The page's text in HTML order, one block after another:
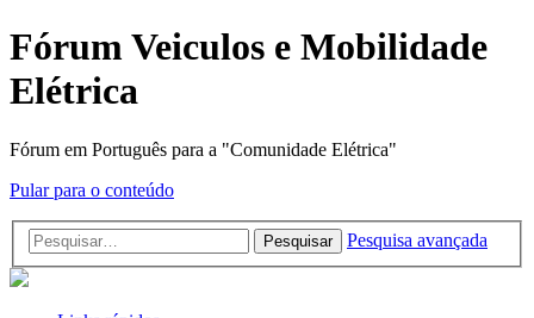
Fórum Veiculos e Mobilidade
Elétrica
Fórum em Português para a "Comunidade Elétrica"
Pular para o conteúdo
Pesquisar Pesquisa avançada